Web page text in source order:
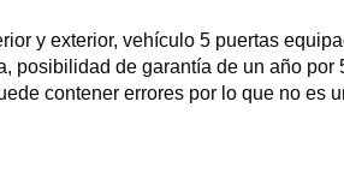
y exterior, vehículo 5 puertas
posibilidad de garantía de un año por
contener errores por lo que no es